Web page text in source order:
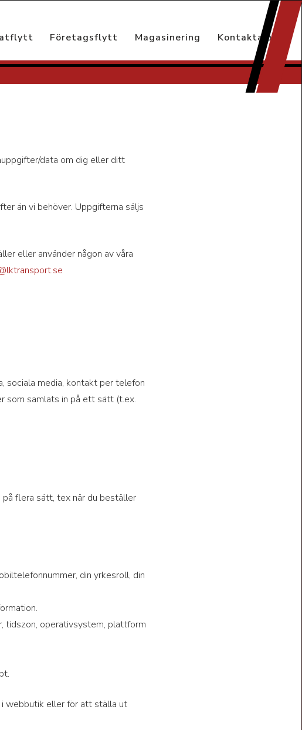
Företagsflytt Magasinering Kontakta oss
data om dig eller ditt
än vi behöver. Uppgifterna säljs
eller använder någon av våra
sociala media, kontakt per telefon
som samlats in på ett sätt (t.ex.
flera sätt, tex när du beställer
din yrkesroll, din
tidszon, operativsystem, plattform
i webbutik eller för att ställa ut